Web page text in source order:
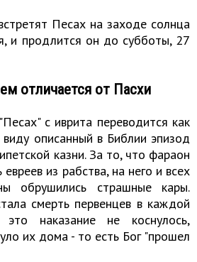
Песах на заходе солнца
и продлится он до субботы, 27
отличается от Пасхи
с иврита переводится как
описанный в Библии эпизод
казни. За то, что фараон
евреев из рабства, на него и всех
обрушились страшные кары.
смерть первенцев в каждой
наказание не коснулось,
их дома - то есть Бог "прошел